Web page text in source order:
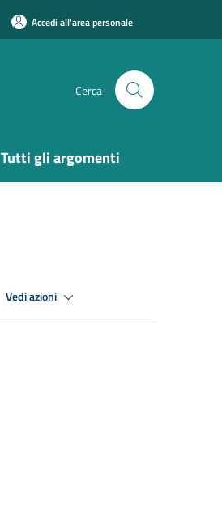
Accedi all'area personale
Cerca
Tutti gli argomenti
Vedi azioni